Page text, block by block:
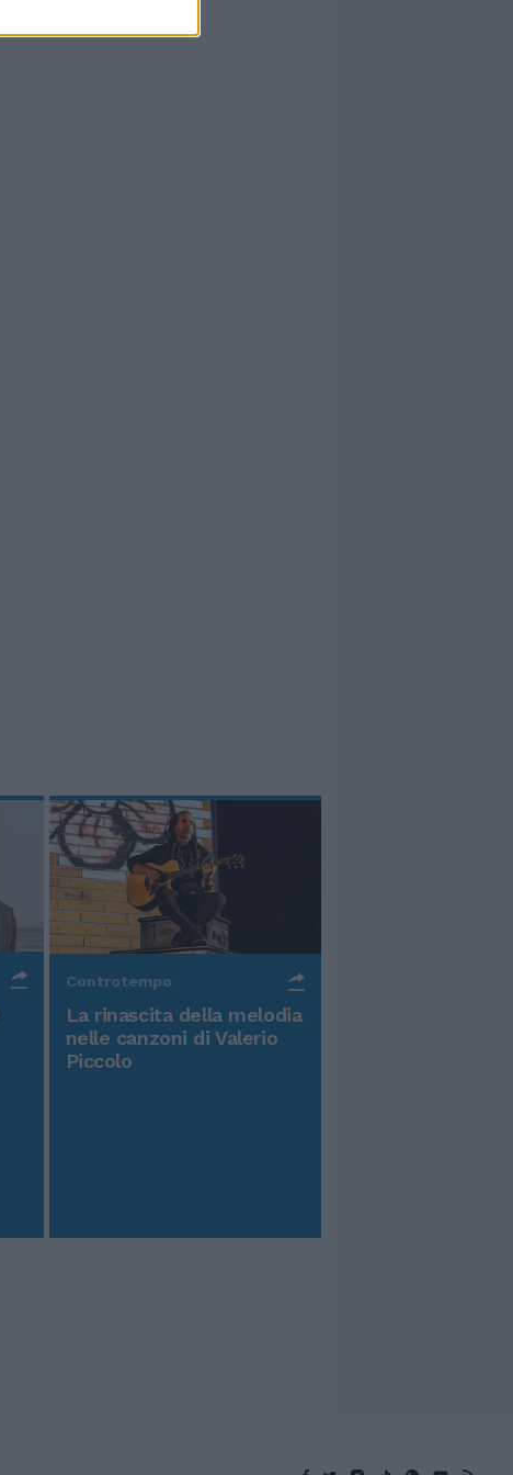
Controtempo
La rinascita della melodia
nelle canzoni di Valerio
Piccolo